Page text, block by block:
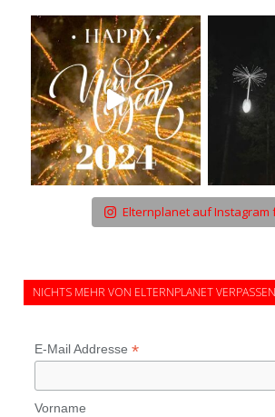
Elternplanet auf Instagram
NICHTS MEHR VON ELTERNPLANET
E-Mail Addresse *
Vorname